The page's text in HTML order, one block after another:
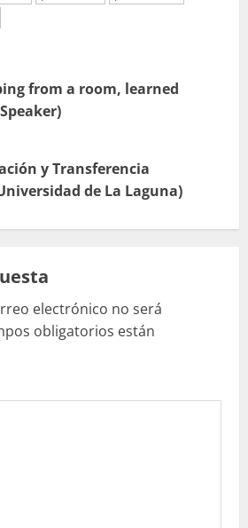
from a room, learned
y Transferencia
de La Laguna)
electrónico no será
obligatorios están